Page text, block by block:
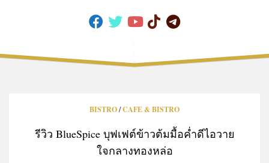
BISTRO/CAFE & BISTRO
รีวิว BlueSpice บุฟเฟต์ข้าวต้มมื้อค่ำดีไอวาย
ใจกลางทองหล่อ